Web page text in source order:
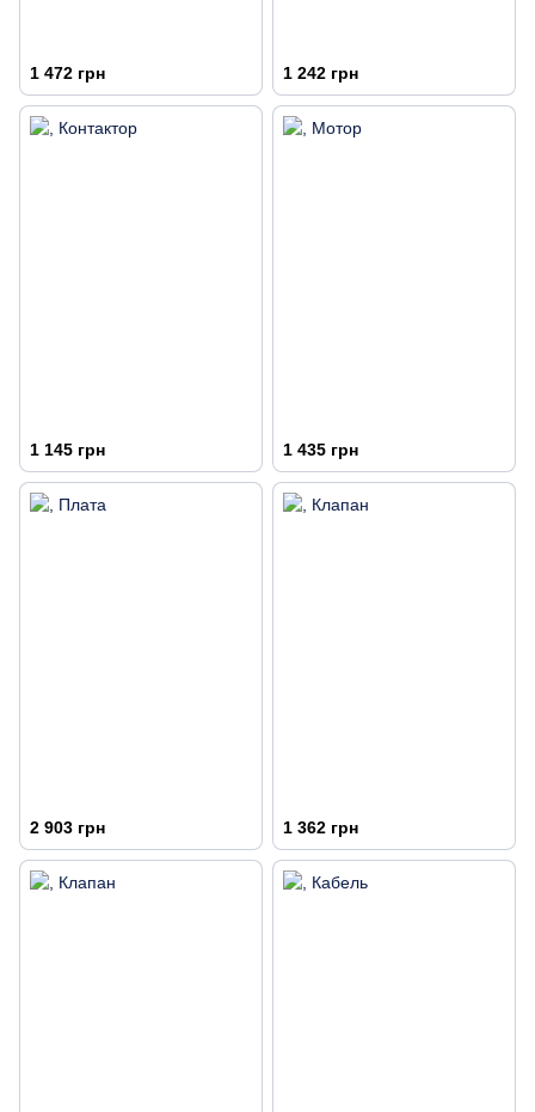
1 472 грн 1 242 грн
1 145 грн 1 435 грн
2 903 грн 1 362 грн